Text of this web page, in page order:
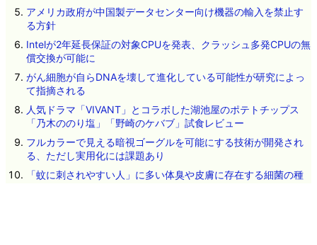
アメリカ政府が中国製データセンター向け機器の輸入を禁止す
る方針
Intelが2年延長保証の対象CPUを発表、クラッシュ多発CPUの無
償交換が可能に
がん細胞が自らDNAを壊して進化している可能性が研究によっ
て指摘される
人気ドラマ「VIVANT」とコラボした湖池屋のポテトチップス
「乃木ののり塩」「野崎のケバブ」試食レビュー
フルカラーで見える暗視ゴーグルを可能にする技術が開発され
る、ただし実用化には課題あり
「蚊に刺されやすい人」に多い体臭や皮膚に存在する細菌の種